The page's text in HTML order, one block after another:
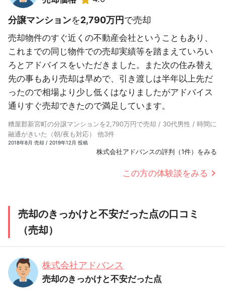
分譲マンションを2,790万円で売却
売却物件のすぐ近くの不動産会社ということもあり、
これまでの同じ物件での売却実績等を踏まえていろい
ろとアドバイスをいただきました。また次の住み替え
先の事もあり売却は早めで、引き渡しは半年以上先だ
ったので相場より少し低くはなりましたがアドバイス
通りすぐ売却できたので満足しています。
糟屋郡新宮町の分譲マンションを2,790万円で売却 / 30代男性 / 時間に
融通がきいた（朝/夜も対応） 他3件
2018年8月 売却 / 2019年12月 投稿
株式会社アドバンスの評判（1件）をみる
この方の体験談をみる
売却のきっかけと不安だった点の口コミ
（売却）
株式会社アドバンス
売却のきっかけと不安だった点